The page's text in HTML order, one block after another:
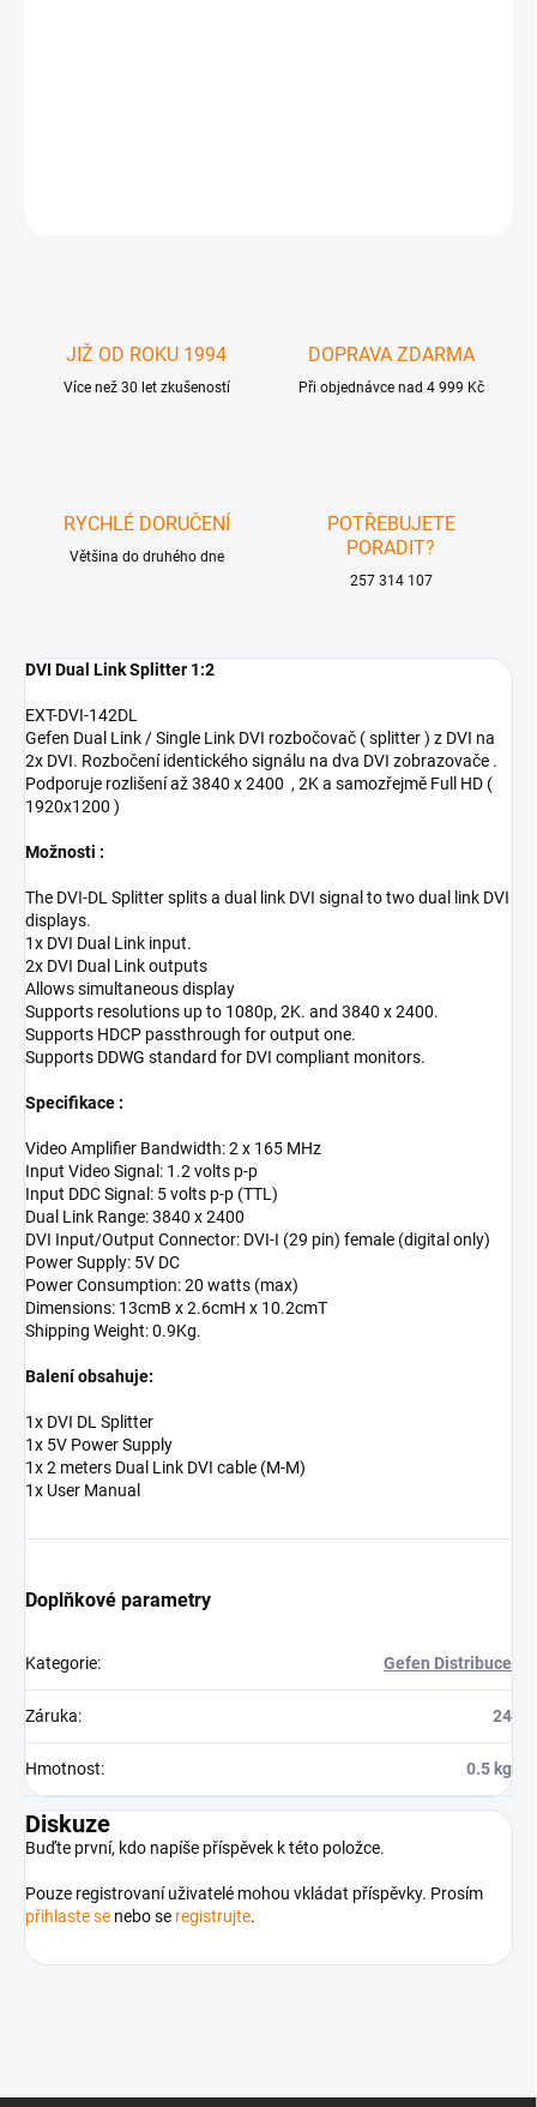
JIŽ OD ROKU 1994
Více než 30 let zkušeností
DOPRAVA ZDARMA
Při objednávce nad 4 999 Kč
RYCHLÉ DORUČENÍ
Většina do druhého dne
POTŘEBUJETE
PORADIT?
257 314 107
DVI Dual Link Splitter 1:2
EXT-DVI-142DL
Gefen Dual Link / Single Link DVI rozbočovač ( splitter ) z DVI na
2x DVI. Rozbočení identického signálu na dva DVI zobrazovače .
Podporuje rozlišení až 3840 x 2400 , 2K a samozřejmě Full HD (
1920x1200 )
Možnosti :
The DVI-DL Splitter splits a dual link DVI signal to two dual link DVI
displays.
1x DVI Dual Link input.
2x DVI Dual Link outputs
Allows simultaneous display
Supports resolutions up to 1080p, 2K. and 3840 x 2400.
Supports HDCP passthrough for output one.
Supports DDWG standard for DVI compliant monitors.
Specifikace :
Video Amplifier Bandwidth: 2 x 165 MHz
Input Video Signal: 1.2 volts p-p
Input DDC Signal: 5 volts p-p (TTL)
Dual Link Range: 3840 x 2400
DVI Input/Output Connector: DVI-I (29 pin) female (digital only)
Power Supply: 5V DC
Power Consumption: 20 watts (max)
Dimensions: 13cmB x 2.6cmH x 10.2cmT
Shipping Weight: 0.9Kg.
Balení obsahuje:
1x DVI DL Splitter
1x 5V Power Supply
1x 2 meters Dual Link DVI cable (M-M)
1x User Manual
Doplňkové parametry
Kategorie: Gefen Distribuce
Záruka: 24
Hmotnost: 0.5 kg
Diskuze
Buďte první, kdo napíše příspěvek k této položce.
Pouze registrovaní uživatelé mohou vkládat příspěvky. Prosím
přihlaste se nebo se registrujte.